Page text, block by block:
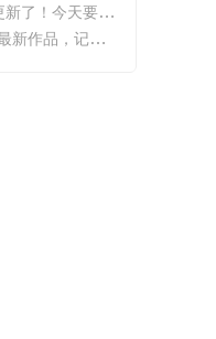
享一些特别的东西哦。
记录最美时光。